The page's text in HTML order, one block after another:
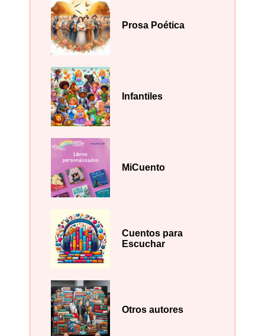
Prosa Poética
Infantiles
MiCuento
Cuentos para
Escuchar
Otros autores